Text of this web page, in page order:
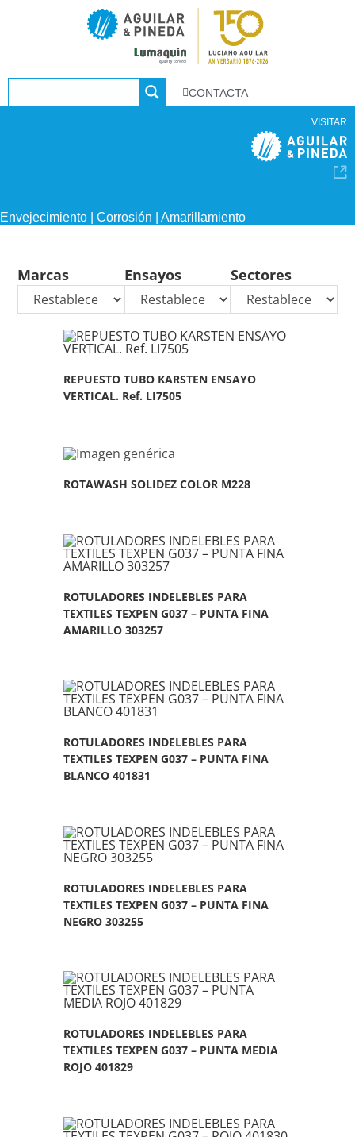
CONTACTA
VISITAR
Envejecimiento | Corrosión | Amarillamiento
Marcas Ensayos Sectores
REPUESTO TUBO KARSTEN ENSAYO
VERTICAL. Ref. LI7505
ROTAWASH SOLIDEZ COLOR M228
ROTULADORES INDELEBLES PARA
TEXTILES TEXPEN G037 – PUNTA FINA
AMARILLO 303257
ROTULADORES INDELEBLES PARA
TEXTILES TEXPEN G037 – PUNTA FINA
BLANCO 401831
ROTULADORES INDELEBLES PARA
TEXTILES TEXPEN G037 – PUNTA FINA
NEGRO 303255
ROTULADORES INDELEBLES PARA
TEXTILES TEXPEN G037 – PUNTA MEDIA
ROJO 401829